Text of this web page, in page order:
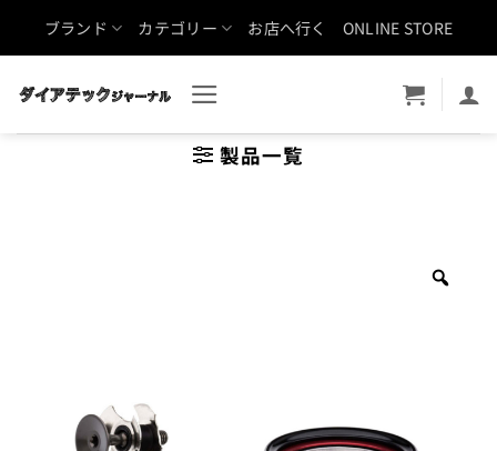
ブランド カテゴリー お店へ行く ONLINE STORE
製品一覧